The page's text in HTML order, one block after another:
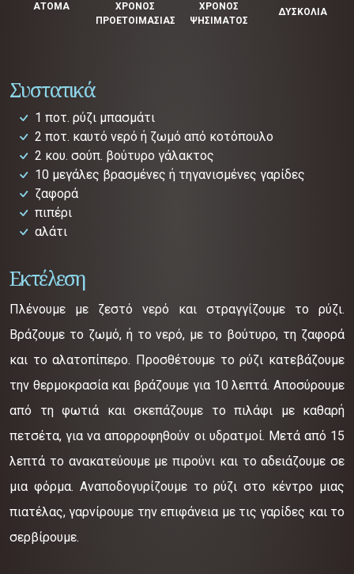
ΑΤΟΜΑ
ΧΡΟΝΟΣ
ΠΡΟΕΤΟΙΜΑΣΙΑΣ
ΧΡΟΝΟΣ
ΨΗΣΙΜΑΤΟΣ
ΔΥΣΚΟΛΙΑ
Συστατικά
1 ποτ. ρύζι μπασμάτι
2 ποτ. καυτό νερό ή ζωμό από κοτόπουλο
2 κου. σούπ. βούτυρο γάλακτος
10 μεγάλες βρασμένες ή τηγανισμένες γαρίδες
ζαφορά
πιπέρι
αλάτι
Εκτέλεση
Πλένουμε με ζεστό νερό και στραγγίζουμε το ρύζι.
Βράζουμε το ζωμό, ή το νερό, με το βούτυρο, τη ζαφορά
και το αλατοπίπερο. Προσθέτουμε το ρύζι κατεβάζουμε
την θερμοκρασία και βράζουμε για 10 λεπτά. Αποσύρουμε
από τη φωτιά και σκεπάζουμε το πιλάφι με καθαρή
πετσέτα, για να απορροφηθούν οι υδρατμοί. Μετά από 15
λεπτά το ανακατεύουμε με πιρούνι και το αδειάζουμε σε
μια φόρμα. Αναποδογυρίζουμε το ρύζι στο κέντρο μιας
πιατέλας, γαρνίρουμε την επιφάνεια με τις γαρίδες και το
σερβίρουμε.